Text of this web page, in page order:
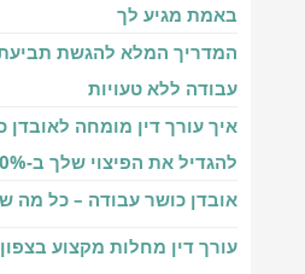
באמת מגיע לך
המדריך המלא להגשת תביעת
עבודה ללא טעויות
איך עורך דין מומחה לאובדן
להגדיל את הפיצוי שלך ב-70%
אובדן כושר עבודה – כל מה
עורך דין מחלות מקצוע בצפון